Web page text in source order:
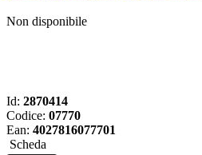
Non disponibile
Id: 2870414
Codice: 07770
Ean: 4027816077701
Scheda